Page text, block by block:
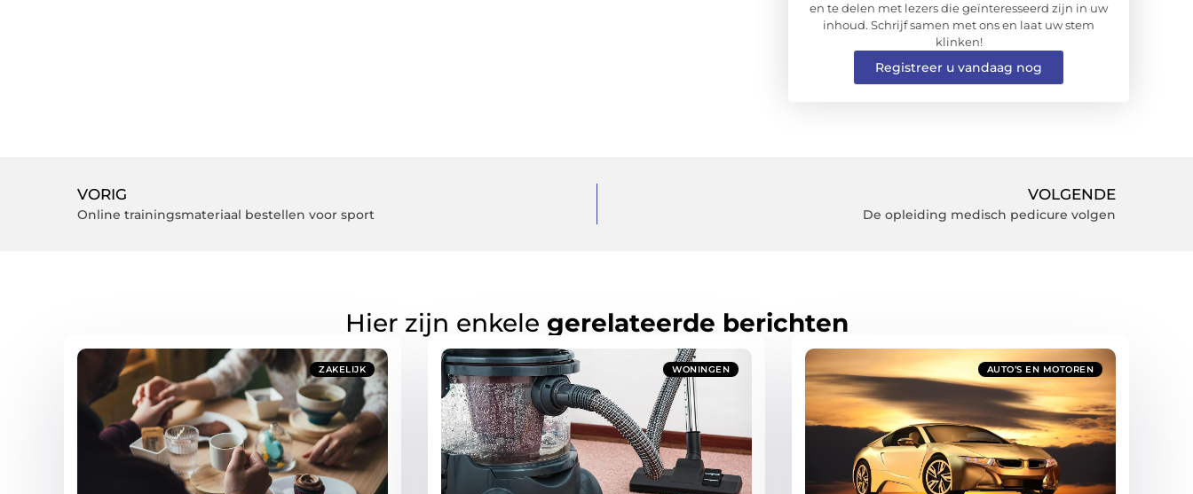
en te delen met lezers die geïnteresseerd zijn in uw
inhoud. Schrijf samen met ons en laat uw stem
klinken!
Registreer u vandaag nog
VORIG
Online trainingsmateriaal bestellen voor sport
VOLGENDE
De opleiding medisch pedicure volgen
Hier zijn enkele gerelateerde berichten
ZAKELIJK WONINGEN AUTO’S EN MOTOREN